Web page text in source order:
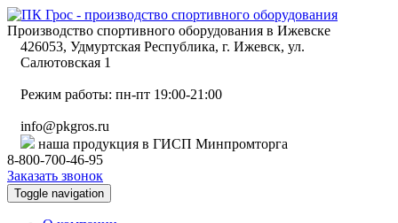
Производство спортивного оборудования в Ижевске
426053, Удмуртская Республика, г. Ижевск, ул.
Салютовская 1
Режим работы: пн-пт 19:00-21:00
info@pkgros.ru
наша продукция в ГИСП Минпромторга
8-800-700-46-95
Заказать звонок
Toggle navigation